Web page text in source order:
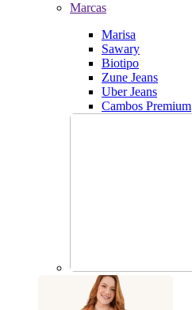
Marcas
Marisa
Sawary
Biotipo
Zune Jeans
Uber Jeans
Cambos Premium